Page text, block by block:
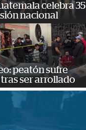
celebra 35
nacional
peatón sufre
ser arrollado